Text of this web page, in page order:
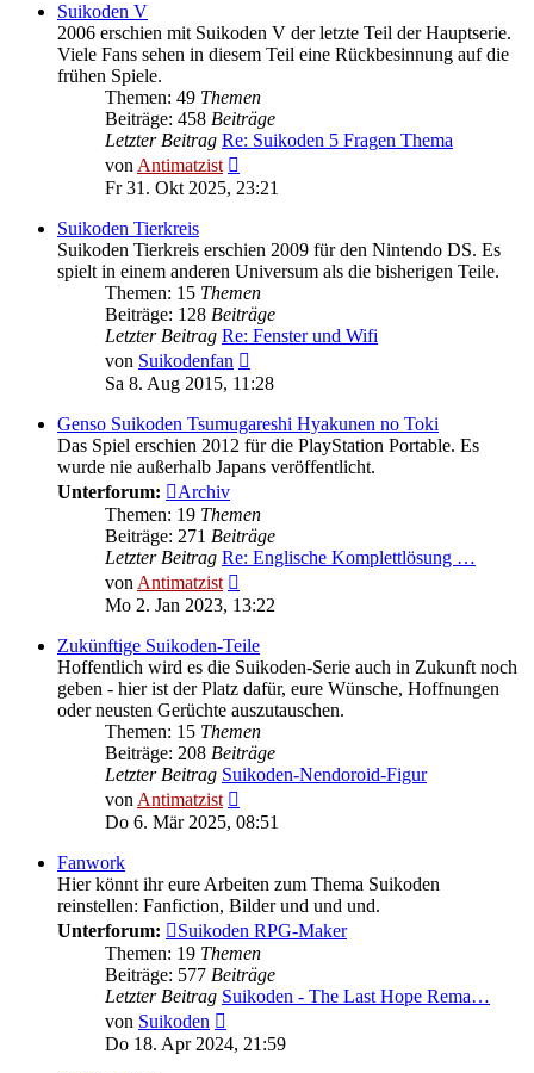
Suikoden V
2006 erschien mit Suikoden V der letzte Teil der Hauptserie.
Viele Fans sehen in diesem Teil eine Rückbesinnung auf die
frühen Spiele.
Themen: 49 Themen
Beiträge: 458 Beiträge
Letzter Beitrag Re: Suikoden 5 Fragen Thema
vonAntimatzist
Beitrag
Fr 31. Okt 2025, 23:21
Suikoden Tierkreis
Suikoden Tierkreis erschien 2009 für den Nintendo DS. Es
spielt in einem anderen Universum als die bisherigen Teile.
Themen: 15 Themen
Beiträge: 128 Beiträge
Letzter Beitrag Re: Fenster und Wifi
von Suikodenfan
Beitrag
Sa 8. Aug 2015, 11:28
Genso Suikoden Tsumugareshi Hyakunen no Toki
Das Spiel erschien 2012 für die PlayStation Portable. Es
wurde nie außerhalb Japans veröffentlicht.
Unterforum:
Archiv
Themen: 19 Themen
Beiträge: 271 Beiträge
Letzter Beitrag Re: Englische Komplettlösung …
vonAntimatzist
Beitrag
Mo 2. Jan 2023, 13:22
Zukünftige Suikoden-Teile
Hoffentlich wird es die Suikoden-Serie auch in Zukunft noch
geben - hier ist der Platz dafür, eure Wünsche, Hoffnungen
oder neusten Gerüchte auszutauschen.
Themen: 15 Themen
Beiträge: 208 Beiträge
Letzter Beitrag Suikoden-Nendoroid-Figur
vonAntimatzist
Beitrag
Do 6. Mär 2025, 08:51
Fanwork
Hier könnt ihr eure Arbeiten zum Thema Suikoden
reinstellen: Fanfiction, Bilder und und und.
Unterforum:
Suikoden RPG-Maker
Themen: 19 Themen
Beiträge: 577 Beiträge
Letzter Beitrag Suikoden - The Last Hope Rema…
von Suikoden
Beitrag
Do 18. Apr 2024, 21:59